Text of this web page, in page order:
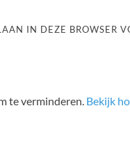
IN DEZE BROWSER
te verminderen. Bekijk